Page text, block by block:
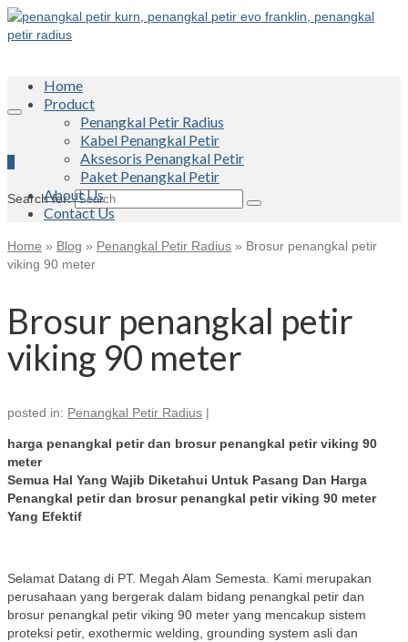
Search for:
Home
Product
Penangkal Petir Radius
Kabel Penangkal Petir
Aksesoris Penangkal Petir
Paket Penangkal Petir
About Us
Contact Us
Home » Blog » Penangkal Petir Radius » Brosur penangkal petir
viking 90 meter
Brosur penangkal petir
viking 90 meter
posted in: Penangkal Petir Radius |
harga penangkal petir dan brosur penangkal petir viking 90
meter
Semua Hal Yang Wajib Diketahui Untuk Pasang Dan Harga
Penangkal petir dan brosur penangkal petir viking 90 meter
Yang Efektif
Selamat Datang di PT. Megah Alam Semesta. Kami merupakan
perusahaan yang bergerak dalam bidang penangkal petir dan
brosur penangkal petir viking 90 meter yang mencakup sistem
proteksi petir, exothermic welding, grounding system asli dan